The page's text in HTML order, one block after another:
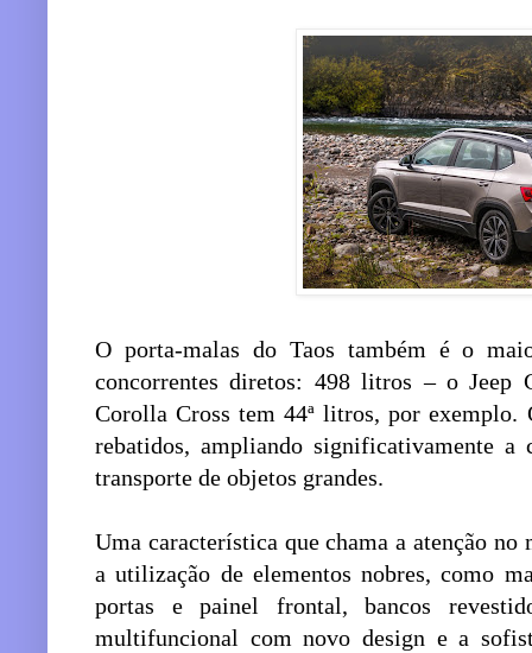
O porta-malas do Taos também é o
concorrentes diretos: 498 litros – o Jeep
Corolla Cross tem 44ª litros, por exemplo.
rebatidos, ampliando significativamente a
transporte de objetos grandes.
Uma característica que chama a atenção
a utilização de elementos nobres, como
portas e painel frontal, bancos
multifuncional com novo design e a